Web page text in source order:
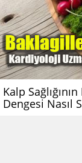
Kalp
Dengesi Nasıl